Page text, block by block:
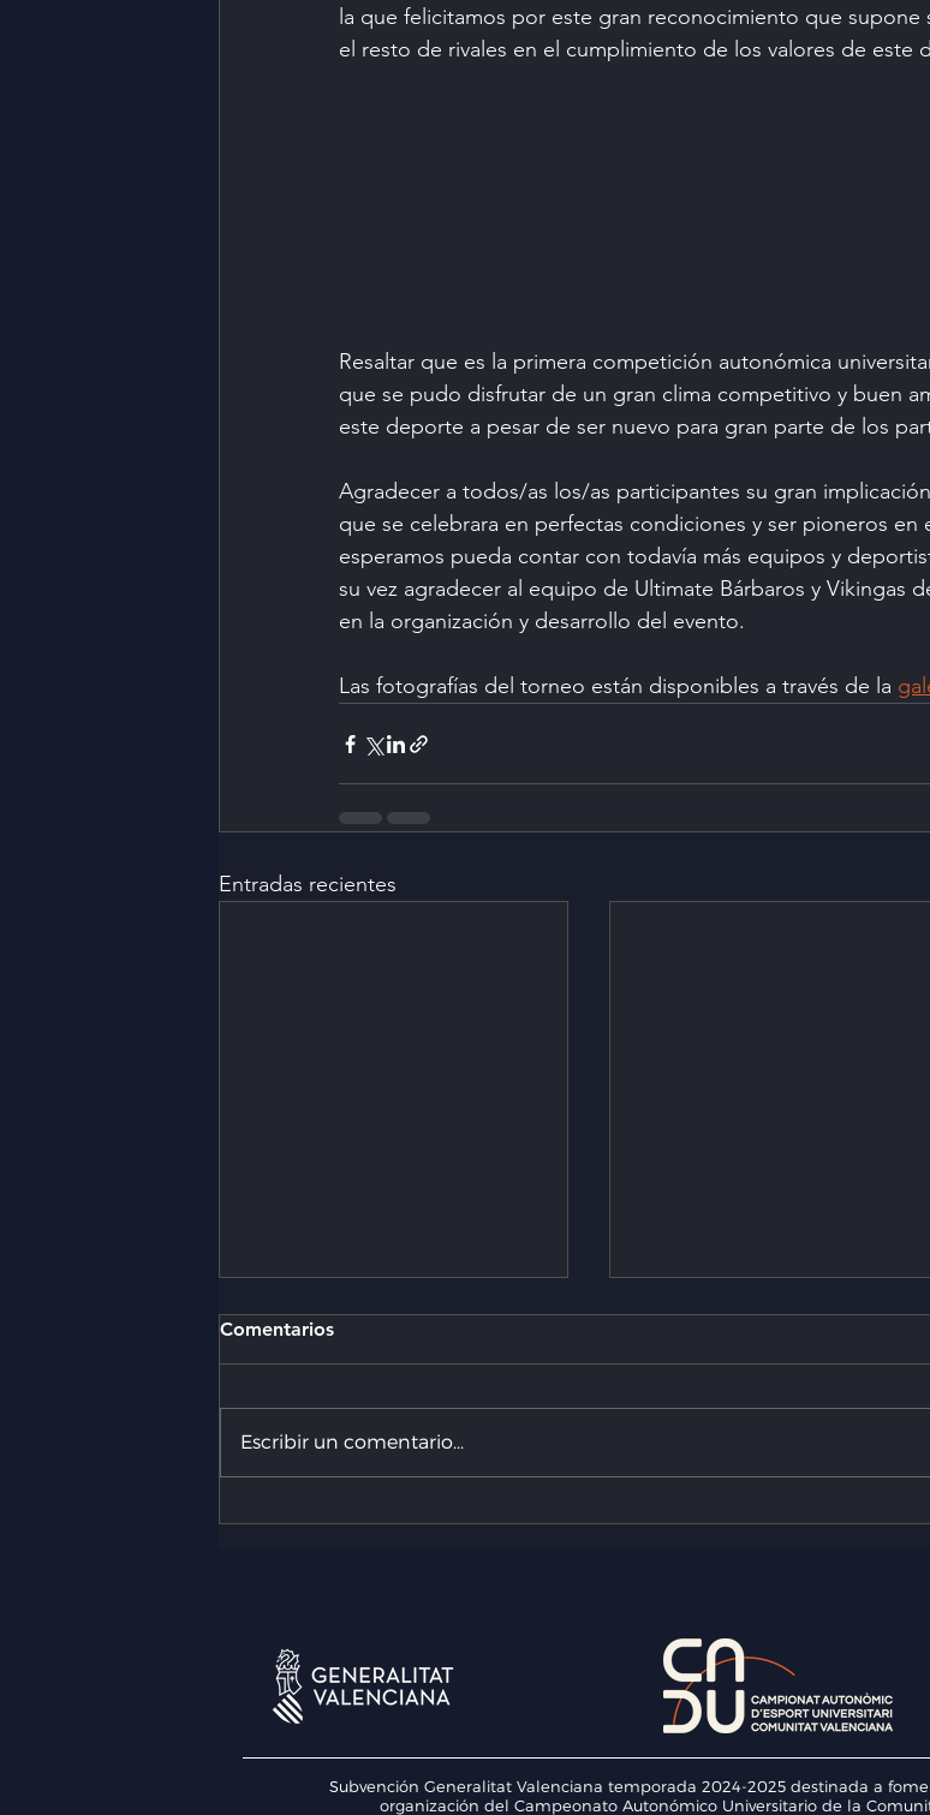
la que felicitamos por este gran reconocimiento que
el resto de rivales en el cumplimiento de los valores de este
Resaltar que es la primera competición autonómica
que se pudo disfrutar de un gran clima competitivo y buen
este deporte a pesar de ser nuevo para gran parte de los
Agradecer a todos/as los/as participantes su gran
que se celebrara en perfectas condiciones y ser pioneros en
esperamos pueda contar con todavía más equipos y
su vez agradecer al equipo de Ultimate Bárbaros y Vikingas
en la organización y desarrollo del evento.
Las fotografías del torneo están disponibles a través de la
Entradas recientes
Comentarios
Escribir un comentario...
Subvención Generalitat Valenciana temporada 2024-2025 destinada a
organización del Campeonato Autonómico Universitario de la